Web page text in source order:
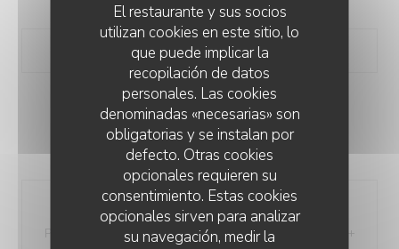
El restaurante y sus socios
utilizan cookies en este sitio, lo
que puede implicar la
recopilación de datos
personales. Las cookies
denominadas «necesarias» son
obligatorias y se instalan por
defecto. Otras cookies
opcionales requieren su
consentimiento. Estas cookies
opcionales sirven para analizar
su navegación, medir la
MENU ENFANT
Jusqu'à 12 ans
Menu Classique
Poisson ou Viande, accompagné de pommes de terre +